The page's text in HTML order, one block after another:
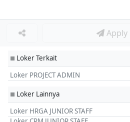
Apply
■ Loker Terkait
Loker PROJECT ADMIN
■ Loker Lainnya
Loker HRGA JUNIOR STAFF